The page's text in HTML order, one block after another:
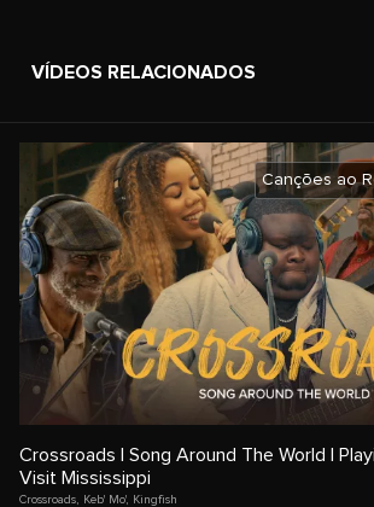
VÍDEOS RELACIONADOS
Canções ao
Crossroads | Song Around The World |
Visit Mississippi
Crossroads Keb' Mo', Kingfish